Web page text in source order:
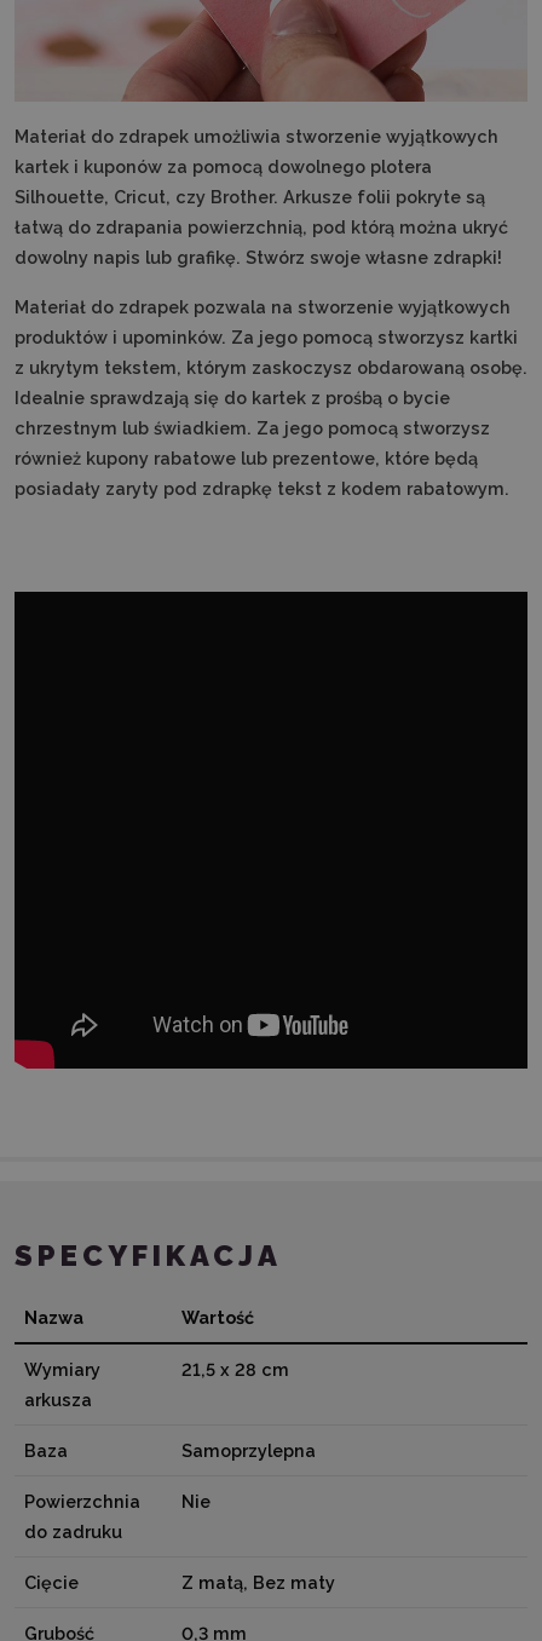
Materiał do zdrapek umożliwia stworzenie wyjątkowych
kartek i kuponów za pomocą dowolnego plotera
Silhouette, Cricut, czy Brother. Arkusze folii pokryte są
łatwą do zdrapania powierzchnią, pod którą można ukryć
dowolny napis lub grafikę. Stwórz swoje własne zdrapki!
Materiał do zdrapek pozwala na stworzenie wyjątkowych
produktów i upominków. Za jego pomocą stworzysz kartki
z ukrytym tekstem, którym zaskoczysz obdarowaną osobę.
Idealnie sprawdzają się do kartek z prośbą o bycie
chrzestnym lub świadkiem. Za jego pomocą stworzysz
również kupony rabatowe lub prezentowe, które będą
posiadały zaryty pod zdrapkę tekst z kodem rabatowym.
SPECYFIKACJA
Nazwa Wartość
Wymiary
arkusza
21,5 x 28 cm
Baza Samoprzylepna
Powierzchnia
do zadruku
Nie
Cięcie Z matą, Bez maty
Grubość
0,3 mm